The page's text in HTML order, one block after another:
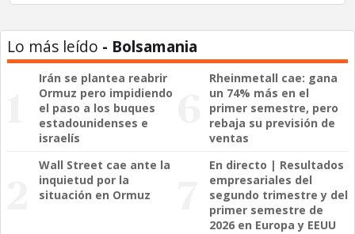
Lo más leído - Bolsamania
Irán se plantea reabrir
Ormuz pero impidiendo
el paso a los buques
estadounidenses e
israelís
Wall Street cae ante la
inquietud por la
situación en Ormuz
Rheinmetall cae: gana
un 74% más en el
primer semestre, pero
rebaja su previsión de
ventas
En directo | Resultados
empresariales del
segundo trimestre y del
primer semestre de
2026 en Europa y EEUU